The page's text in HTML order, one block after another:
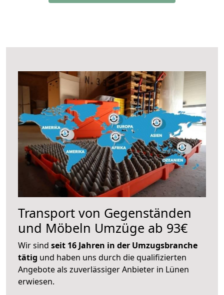
Transport von Gegenständen
und Möbeln Umzüge ab 93€
Wir sind seit 16 Jahren in der Umzugsbranche
tätig und haben uns durch die qualifizierten
Angebote als zuverlässiger Anbieter in Lünen
erwiesen.